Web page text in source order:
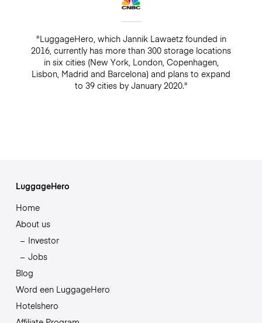
"LuggageHero, which Jannik Lawaetz founded in
2016, currently has more than 300 storage locations
in six cities (New York, London, Copenhagen,
Lisbon, Madrid and Barcelona) and plans to expand
to 39 cities by January 2020."
LuggageHero
Home
About us
Investor
Jobs
Blog
Word een LuggageHero
Hotelshero